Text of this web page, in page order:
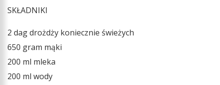
SKŁADNIKI
2 dag drożdży koniecznie świeżych
650 gram mąki
200 ml mleka
200 ml wody